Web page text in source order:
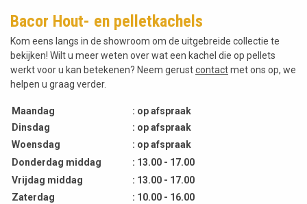
Bacor Hout- en pelletkachels
Kom eens langs in de showroom om de uitgebreide collectie te
bekijken! Wilt u meer weten over wat een kachel die op pellets
werkt voor u kan betekenen? Neem gerustcontactmet ons op, we
helpen u graag verder.
Maandag
: op afspraak
Dinsdag
: op afspraak
Woensdag
: op afspraak
Donderdag middag
: 13.00 - 17.00
Vrijdag middag
: 13.00 - 17.00
Zaterdag
: 10.00 - 16.00